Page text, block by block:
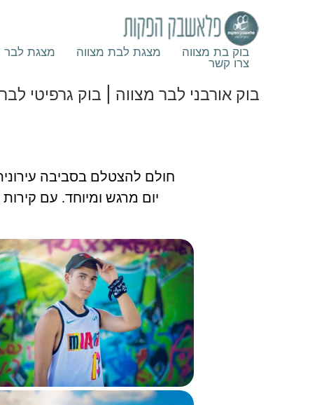
בוק בת מצווה מצגת לבת מצווה מצגת לבר
צרו קשר
בוק אורבני לבר מצווה | בוק גרפיטי
חולם להצטלם בסביבה
יום מרגש ומיוחד. עם קירות